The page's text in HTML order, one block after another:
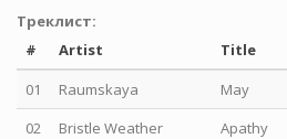
Треклист:
#
Artist Title
01
Raumskaya
May
02
Bristle Weather
Apathy